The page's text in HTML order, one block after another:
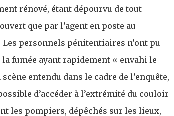
rénové, étant dépourvu de tout
que par l’agent en poste au
personnels pénitentiaires n’ont pu
fumée ayant rapidement « envahi le
entendu dans le cadre de l’enquête,
d’accéder à l’extrémité du couloir
les pompiers, dépêchés sur les lieux,